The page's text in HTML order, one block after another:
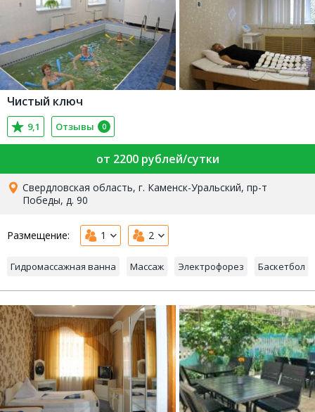
Чистый ключ
9,1 Отзывы 0
от 2200 рублей/сутки
Свердловская область, г. Каменск-Уральский, пр-т
Победы, д. 90
Размещение: 1 2
Гидромассажная ванна Массаж Электрофорез Баскетбол